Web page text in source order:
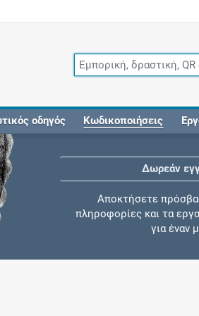
οδηγός Κωδικοποιήσεις
Δωρεάν
Αποκτήσετε
πληροφορίες και τα
για έναν